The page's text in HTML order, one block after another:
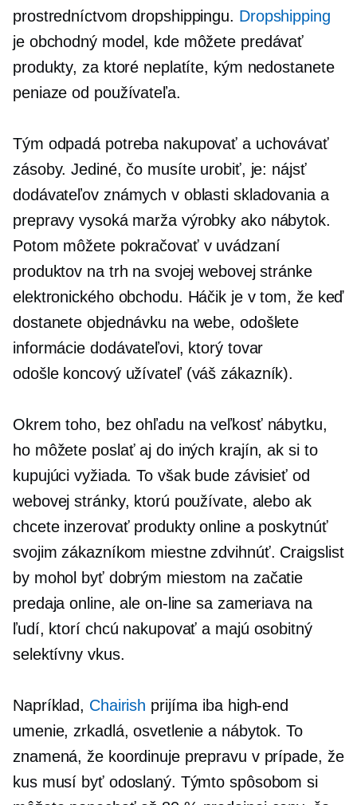
prostredníctvom dropshippingu. Dropshipping
je obchodný model, kde môžete predávať
produkty, za ktoré neplatíte, kým nedostanete
peniaze od používateľa.
Tým odpadá potreba nakupovať a uchovávať
zásoby. Jediné, čo musíte urobiť, je: nájsť
dodávateľov známych v oblasti skladovania a
prepravyvysoká maržavýrobky ako nábytok.
Potom môžete pokračovať v uvádzaní
produktov na trh na svojej webovej stránke
elektronického obchodu. Háčik je v tom, že keď
dostanete objednávku na webe, odošlete
informácie dodávateľovi, ktorý tovar
odošle koncový užívateľ(váš zákazník).
Okrem toho, bez ohľadu na veľkosť nábytku,
ho môžete poslať aj do iných krajín, ak si to
kupujúci vyžiada. To však bude závisieť od
webovej stránky, ktorú používate, alebo ak
chcete inzerovať produkty online a poskytnúť
svojim zákazníkom miestne zdvihnúť. Craigslist
by mohol byť dobrým miestom na začatie
predaja online, ale on-line sa zameriava na
ľudí, ktorí chcú nakupovať a majú osobitný
selektívny vkus.
Napríklad, Chairish prijíma iba high-end
umenie, zrkadlá, osvetlenie a nábytok. To
znamená, že koordinuje prepravu v prípade, že
kus musí byť odoslaný. Týmto spôsobom si